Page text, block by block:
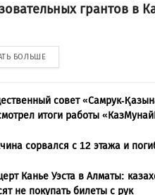
грантов в
БОЛЬШЕ
совет «Самрук-
итоги работы
сорвался с 12 этажа и
Канье Уэста в Алматы:
не покупать билеты с рук